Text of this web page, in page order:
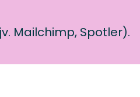
Mailchimp, Spotler).